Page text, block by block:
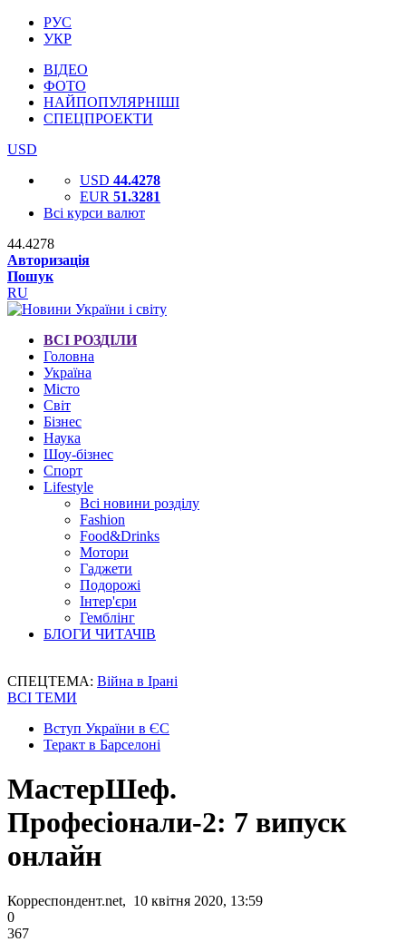
РУС
УКР
ВІДЕО
ФОТО
НАЙПОПУЛЯРНІШІ
СПЕЦПРОЕКТИ
USD
USD 44.4278
EUR 51.3281
Всі курси валют
44.4278
Авторизація
Пошук
RU
ВСІ РОЗДІЛИ
Головна
Україна
Місто
Світ
Бізнес
Наука
Шоу-бізнес
Спорт
Lifestyle
Всі новини розділу
Fashion
Food&Drinks
Мотори
Гаджети
Подорожі
Інтер'єри
Гемблінг
БЛОГИ ЧИТАЧІВ
СПЕЦТЕМА: Війна в Ірані
ВСІ ТЕМИ
Вступ України в ЄС
Теракт в Барселоні
МастерШеф.
Професіонали-2: 7 випуск
онлайн
Корреспондент.net, 10 квітня 2020, 13:59
0
367